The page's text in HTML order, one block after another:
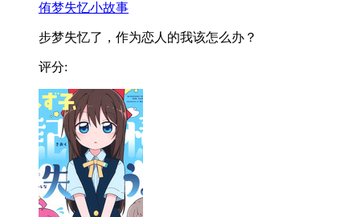
侑梦失忆小故事
步梦失忆了，作为恋人的我该怎么办？
评分: